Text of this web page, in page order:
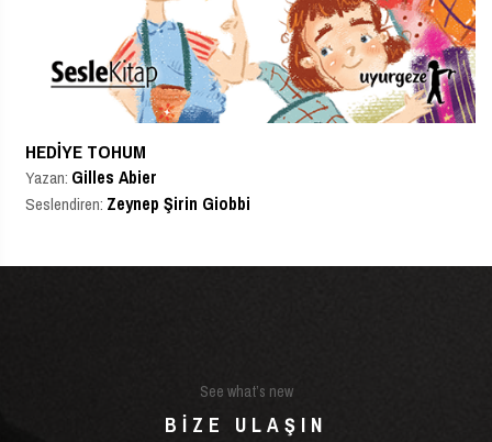
HEDIYE TOHUM
Yazan: Gilles Abier
Seslendiren: Zeynep Şirin Giobbi
See what’s new
BIZE ULAŞIN